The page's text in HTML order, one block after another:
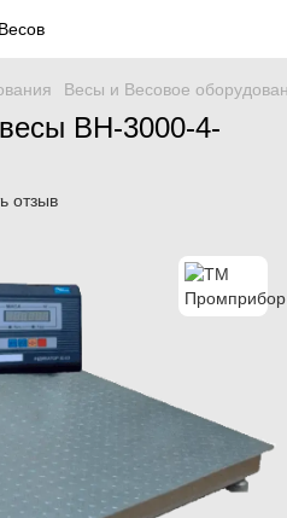
Весы и Весовое
ВН-3000-4-
отзыв